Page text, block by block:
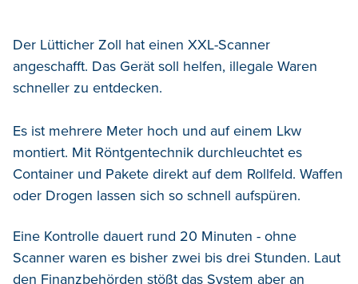
Der Lütticher Zoll hat einen XXL-Scanner
angeschafft. Das Gerät soll helfen, illegale Waren
schneller zu entdecken.
Es ist mehrere Meter hoch und auf einem Lkw
montiert. Mit Röntgentechnik durchleuchtet es
Container und Pakete direkt auf dem Rollfeld. Waffen
oder Drogen lassen sich so schnell aufspüren.
Eine Kontrolle dauert rund 20 Minuten - ohne
Scanner waren es bisher zwei bis drei Stunden. Laut
den Finanzbehörden stößt das System aber an